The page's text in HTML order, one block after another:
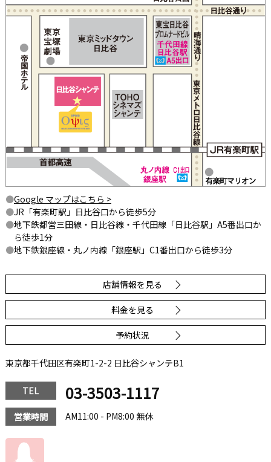
Google マップはこちら >
JR「有楽町駅」日比谷口から徒歩5分
地下鉄都営三田線・日比谷線・千代田線「日比谷駅」A5番出口か
ら徒歩1分
地下鉄銀座線・丸ノ内線「銀座駅」C1番出口から徒歩3分
店舗情報を見る
料金を見る
予約状況
東京都千代田区有楽町1-2-2 日比谷シャンテB1
TEL 03-3503-1117
営業時間 AM11:00 - PM8:00 無休